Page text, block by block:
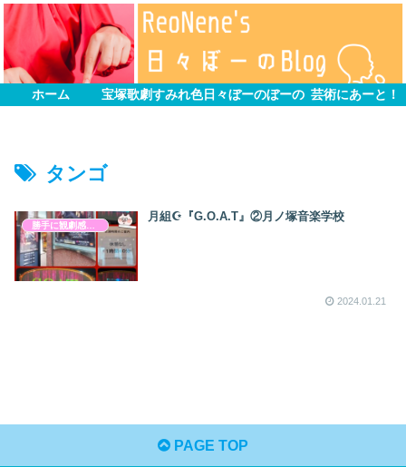
ホーム 宝塚歌劇すみれ色日々ぼーのぼーの 芸術にあーと！
タンゴ
月組☪︎『G.O.A.T』②月ノ塚音楽学校
2024.01.21
PAGE TOP